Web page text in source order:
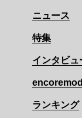
ニュース
特集
インタビュ
ランキング